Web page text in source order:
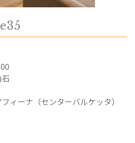
ィーナ（センターバルケッタ）